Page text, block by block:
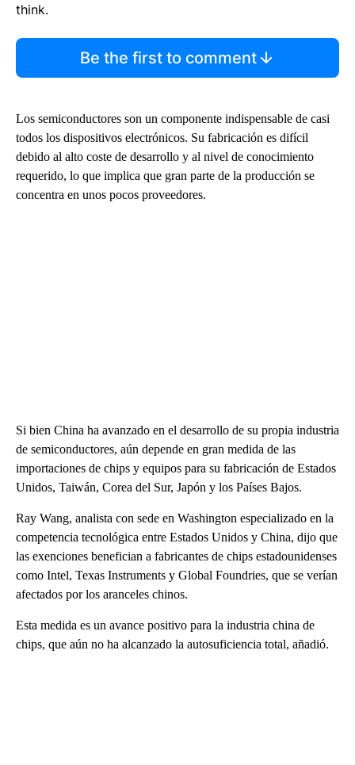
think.
Be the first to comment
Los semiconductores son un componente indispensable de casi
todos los dispositivos electrónicos. Su fabricación es difícil
debido al alto coste de desarrollo y al nivel de conocimiento
requerido, lo que implica que gran parte de la producción se
concentra en unos pocos proveedores.
Si bien China ha avanzado en el desarrollo de su propia industria
de semiconductores, aún depende en gran medida de las
importaciones de chips y equipos para su fabricación de Estados
Unidos, Taiwán, Corea del Sur, Japón y los Países Bajos.
Ray Wang, analista con sede en Washington especializado en la
competencia tecnológica entre Estados Unidos y China, dijo que
las exenciones benefician a fabricantes de chips estadounidenses
como Intel, Texas Instruments y Global Foundries, que se verían
afectados por los aranceles chinos.
Esta medida es un avance positivo para la industria china de
chips, que aún no ha alcanzado la autosuficiencia total, añadió.